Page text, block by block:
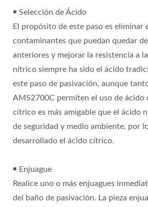
￭ Selección de Ácido
El propósito de este paso es eliminar
contaminantes que puedan quedar
anteriores y mejorar la resistencia a
nítrico siempre ha sido el ácido
este paso de pasivación, aunque
AMS2700C permiten el uso de ácido
cítrico es más amigable que el ácido
de seguridad y medio ambiente, por
desarrollado el ácido cítrico.
￭ Enjuague
Realice uno o más enjuagues
del baño de pasivación. La pieza